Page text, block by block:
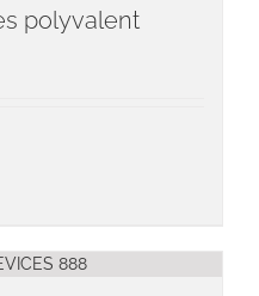
polyvalent